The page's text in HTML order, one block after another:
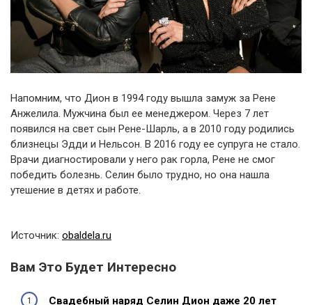
Напомним, что Дион в 1994 году вышла замуж за Рене
Анжелила. Мужчина был ее менеджером. Через 7 лет
появился на свет сын Рене-Шарль, а в 2010 году родились
близнецы Эдди и Нельсон. В 2016 году ее супруга не стало.
Врачи диагностировали у него рак горла, Рене не смог
победить болезнь. Селин было трудно, но она нашла
утешение в детях и работе.
Источник: obaldela.ru
Вам Это Будет Интересно
Свадебный наряд Селин Дион даже 20 лет